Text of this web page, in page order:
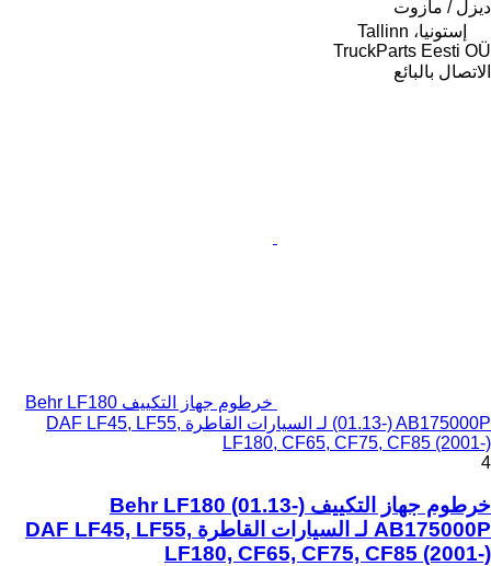
ديزل / مازوت
إستونيا، Tallinn
TruckParts Eesti OÜ
الاتصال بالبائع
خرطوم جهاز التكييف Behr LF180
(01.13-) AB175000P لـ السيارات القاطرة DAF LF45, LF55,
LF180, CF65, CF75, CF85 (2001-)
4
خرطوم جهاز التكييف Behr LF180 (01.13-)
AB175000P لـ السيارات القاطرة DAF LF45, LF55,
LF180, CF65, CF75, CF85 (2001-)